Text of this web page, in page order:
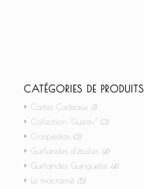
CATÉGORIES DE PRODUITS
Cartes Cadeaux (1)
Collection "Gustav" (3)
Craspédias (3)
Guirlandes d'étoiles (4)
Guirlandes Guinguette (4)
Le macramé (5)